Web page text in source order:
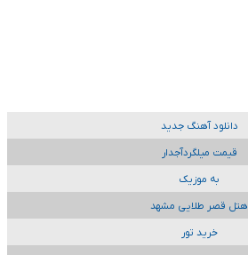
دانلود آهنگ جدید
قیمت میلگردآجدار
به موزیک
هتل قصر طلایی مشهد
خرید تور